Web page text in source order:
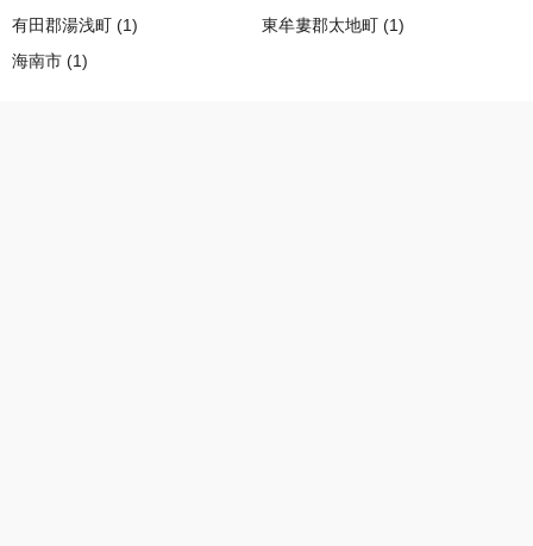
有田郡湯浅町 (1) 東牟婁郡太地町 (1)
海南市 (1)